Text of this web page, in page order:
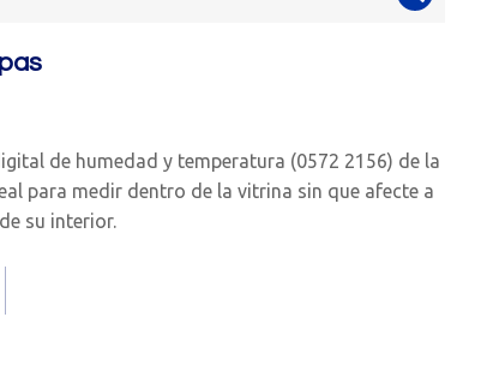
de humedad y temperatura (0572 2156) de la
para medir dentro de la vitrina sin que afecte a
su interior.